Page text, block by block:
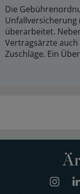
Die
Unfallversicherung
überarbeitet.
Vertragsärzte
Zuschläge. Ein